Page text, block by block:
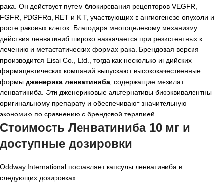
рака. Он действует путем блокирования рецепторов VEGFR,
FGFR, PDGFRα, RET и KIT, участвующих в ангиогенезе опухоли и
росте раковых клеток. Благодаря многоцелевому механизму
действия ленватиниб широко назначается при резистентных к
лечению и метастатических формах рака. Брендовая версия
производится Eisai Co., Ltd., тогда как несколько индийских
фармацевтических компаний выпускают высококачественные
формы дженерика ленватиниба , содержащие мезилат
ленватиниба. Эти дженериковые альтернативы биоэквивалентны
оригинальному препарату и обеспечивают значительную
экономию по сравнению с брендовой терапией.
Стоимость Ленватиниба 10 мг и
доступные дозировки
Oddway International поставляет капсулы ленватиниба в
следующих дозировках: